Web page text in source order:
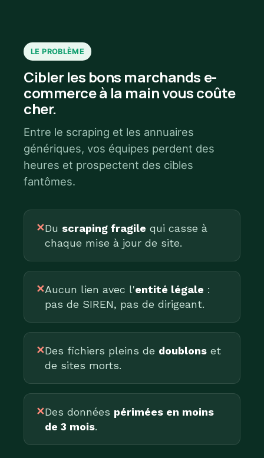
LE PROBLÈME
Cibler les bons marchands e-
commerce à la main vous coûte
cher.
Entre le scraping et les annuaires
génériques, vos équipes perdent des
heures et prospectent des cibles
fantômes.
✕Du scraping fragile qui casse à
chaque mise à jour de site.
✕Aucun lien avec l'entité légale :
pas de SIREN, pas de dirigeant.
✕Des fichiers pleins de doublons et
de sites morts.
✕Des données périmées en moins
de 3 mois.